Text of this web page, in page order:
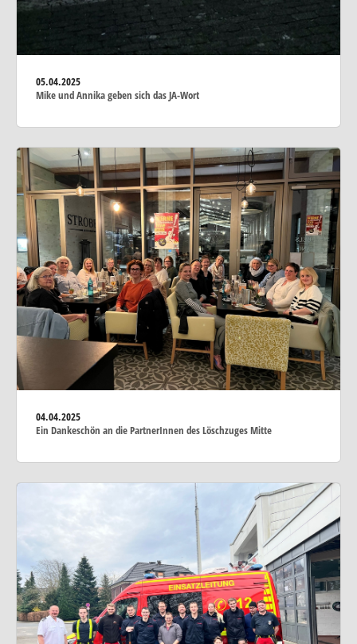
05.04.2025
Mike und Annika geben sich das JA-Wort
04.04.2025
Ein Dankeschön an die PartnerInnen des Löschzuges Mitte